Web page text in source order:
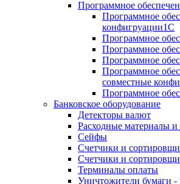
Программное
Программное
конфигруации1С
Программное
Программное
Программное
Программное
совместные
Программное
Банковское оборудование
Детекторы валют
Расходные материалы
Сейфы
Счетчики и
Счетчики и
Терминалы оплаты
Уничтожители бумаги